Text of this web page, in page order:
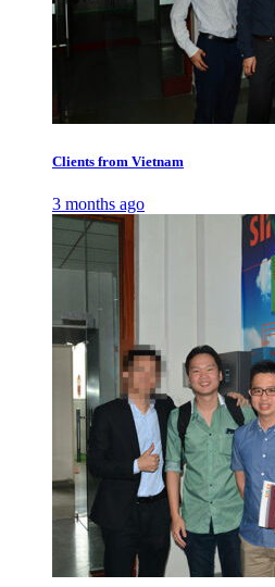
Clients from Vietnam
3 months ago